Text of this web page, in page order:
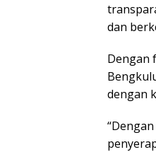
dan
Dengan
dengan